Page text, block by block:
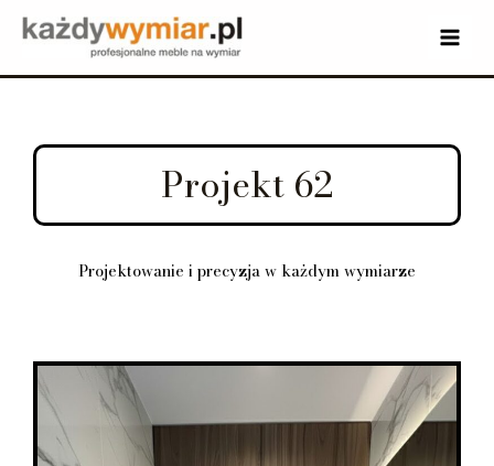
Projekt 62
Projektowanie i precyzja w każdym wymiarze